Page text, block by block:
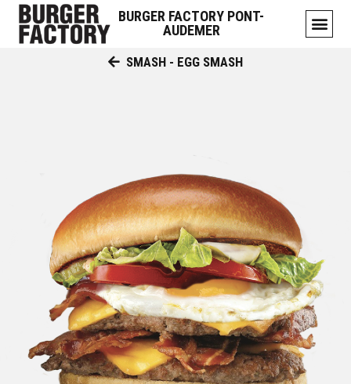
BURGER FACTORY PONT-
AUDEMER
SMASH - EGG SMASH